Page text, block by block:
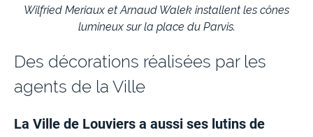
Wilfried Meriaux et Arnaud Walek installent les cônes
lumineux sur la place du Parvis.
Des décorations réalisées par les
agents de la Ville
La Ville de Louviers a aussi ses lutins de